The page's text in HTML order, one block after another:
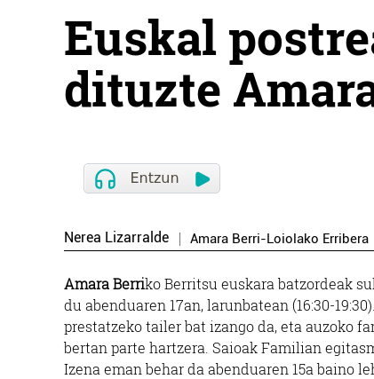
Euskal
dituzte
Nerea Lizarralde Amara Berri-Loiolako Erribera
Amara Berriko Berritsu euskara batzordeak
du abenduaren 17an, larunbatean (16:30-
prestatzeko tailer bat izango da, eta auzoko
bertan parte hartzera. Saioak Familian
Izena eman behar da abenduaren 15a baino